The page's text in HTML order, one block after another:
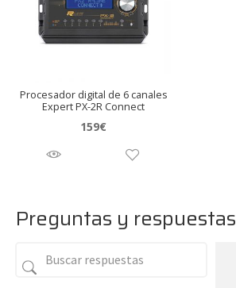
Procesador digital de 6 canales
Expert PX-2R Connect
159€
Preguntas y respuestas